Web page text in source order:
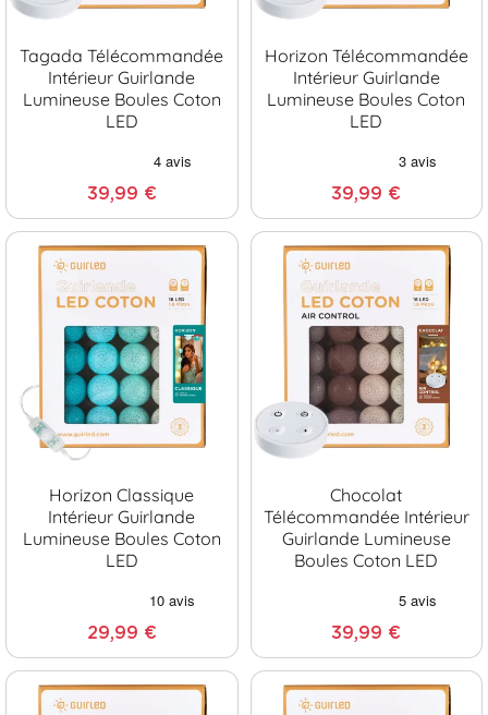
Tagada Télécommandée
Intérieur Guirlande
Lumineuse Boules Coton
LED
39,99 €
Horizon Télécommandée
Intérieur Guirlande
Lumineuse Boules Coton
LED
39,99 €
Horizon Classique
Intérieur Guirlande
Lumineuse Boules Coton
LED
29,99 €
Chocolat
Télécommandée Intérieur
Guirlande Lumineuse
Boules Coton LED
39,99 €